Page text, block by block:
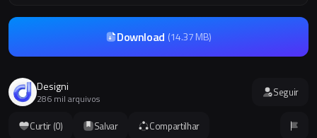
Curtir (0) Salvar Compartilhar
Download (14.37 MB)
Designi
286 mil arquivos Seguir